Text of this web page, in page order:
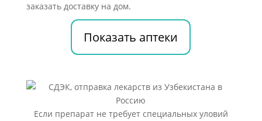
заказать доставку на дом.
Показать аптеки
Если препарат не требует специальных уловий